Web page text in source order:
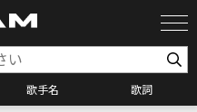
歌手名 歌詞